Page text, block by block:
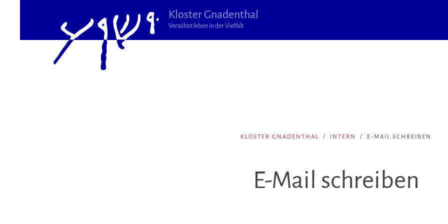
Kloster Gnadenthal
Versöhnt leben in der Vielfalt
KLOSTER GNADENTHAL INTERN E-MAIL SCHREIBEN
E-Mail schreiben